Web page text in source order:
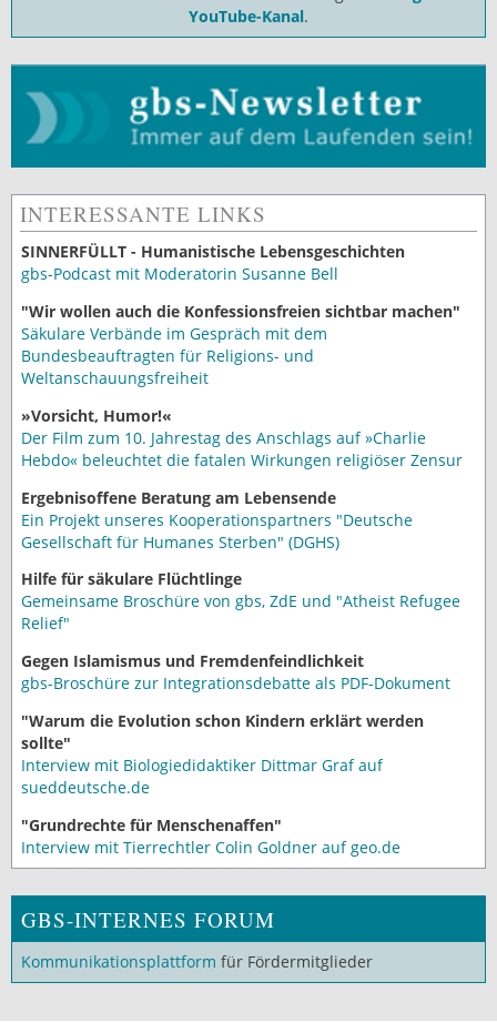
YouTube-Kanal.
INTERESSANTE LINKS
SINNERFÜLLT - Humanistische Lebensgeschichten
gbs-Podcast mit Moderatorin Susanne Bell
"Wir wollen auch die Konfessionsfreien sichtbar machen"
Säkulare Verbände im Gespräch mit dem
Bundesbeauftragten für Religions- und
Weltanschauungsfreiheit
»Vorsicht, Humor!«
Der Film zum 10. Jahrestag des Anschlags auf »Charlie
Hebdo« beleuchtet die fatalen Wirkungen religiöser Zensur
Ergebnisoffene Beratung am Lebensende
Ein Projekt unseres Kooperationspartners "Deutsche
Gesellschaft für Humanes Sterben" (DGHS)
Hilfe für säkulare Flüchtlinge
Gemeinsame Broschüre von gbs, ZdE und "Atheist Refugee
Relief"
Gegen Islamismus und Fremdenfeindlichkeit
gbs-Broschüre zur Integrationsdebatte als PDF-Dokument
"Warum die Evolution schon Kindern erklärt werden
sollte"
Interview mit Biologiedidaktiker Dittmar Graf auf
sueddeutsche.de
"Grundrechte für Menschenaffen"
Interview mit Tierrechtler Colin Goldner auf geo.de
GBS-INTERNES FORUM
Kommunikationsplattform für Fördermitglieder